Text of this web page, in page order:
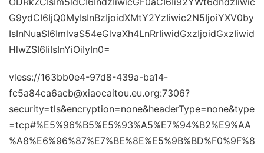
G9ydCI6IjQ0MyIsInBzIjoidXMtY2YzIiwic2N5IjoiYXV0by
IsInNuaSI6ImlvaS54eGlvaXh4LnRrIiwidGxzIjoidGxzIiwid
HlwZSI6IiIsInYiOiIyIn0=
vless://163bb0e4-97d8-439a-ba14-
fc5a84ca6acb@xiaocaitou.eu.org:7306?
security=tls&encryption=none&headerType=none&type
=tcp#%E5%96%B5%E5%93%A5%E7%94%B2%E9%AA
%A8%E6%96%87%E7%BE%8E%E5%9B%BD%F0%9F%8